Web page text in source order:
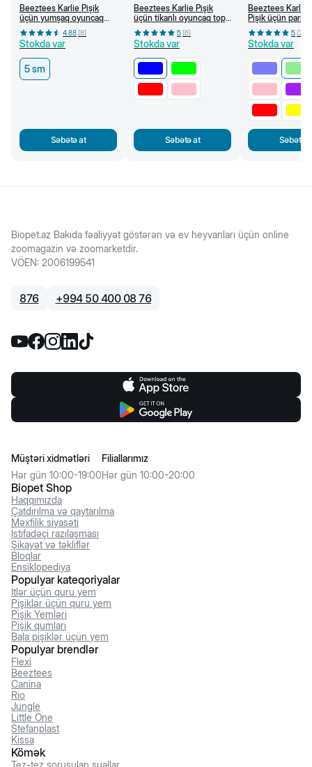
Beeztees Karlie Pişik
üçün yumşaq oyuncaq
siçan, boz 5 sm
4.88(8)
Stokda var
5 sm
Səbətə at
Beeztees Karlie Pişik
üçün tikanlı oyuncaq top,
3,5 sm (Göy)5(6)
Stokda var
Səbətə at
Beeztees Karlie
Pişik üçün
oyuncaq top,
(Açıq yaşıl) 5(2
Stokda var
Səbətə
Biopet.az Bakıda fəaliyyət göstərən və ev heyvanları üçün online
zoomagazin və zoomarketdir.
VÖEN: 2006199541
876 +994 50 400 08 76
Biopet Shop
Haqqımızda
Çatdırılma və qaytarılma
Məxfilik siyasəti
İstifadəçi razılaşması
Şikayət və təkliflər
Bloqlar
Ensiklopediya
Müştəri xidmətləri
Hər gün 10:00-19:00
Filiallarımız
Hər gün 10:00-20:00
Populyar kateqoriyalar
İtlər üçün quru yem
Pişiklər üçün quru yem
Pişik Yemləri
Pişik qumları
Bala pişiklər üçün yem
Populyar brendlər
Flexi
Beeztees
Canina
Rio
Jungle
Little One
Stefanplast
Kissa
Kömək
Tez-tez soruşulan suallar